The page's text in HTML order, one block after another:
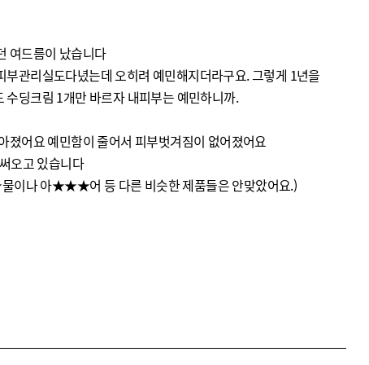
여드름이 났습니다
부관리실도다녔는데 오히려 예민해지더라구요. 그렇게 1년을
수딩크림 1개만 바르자 내피부는 예민하니까.
졌어요 예민함이 줄어서 피부벗겨짐이 없어졌어요
오고 있습니다
이나 아★★★어 등 다른 비슷한 제품들은 안맞았어요.)